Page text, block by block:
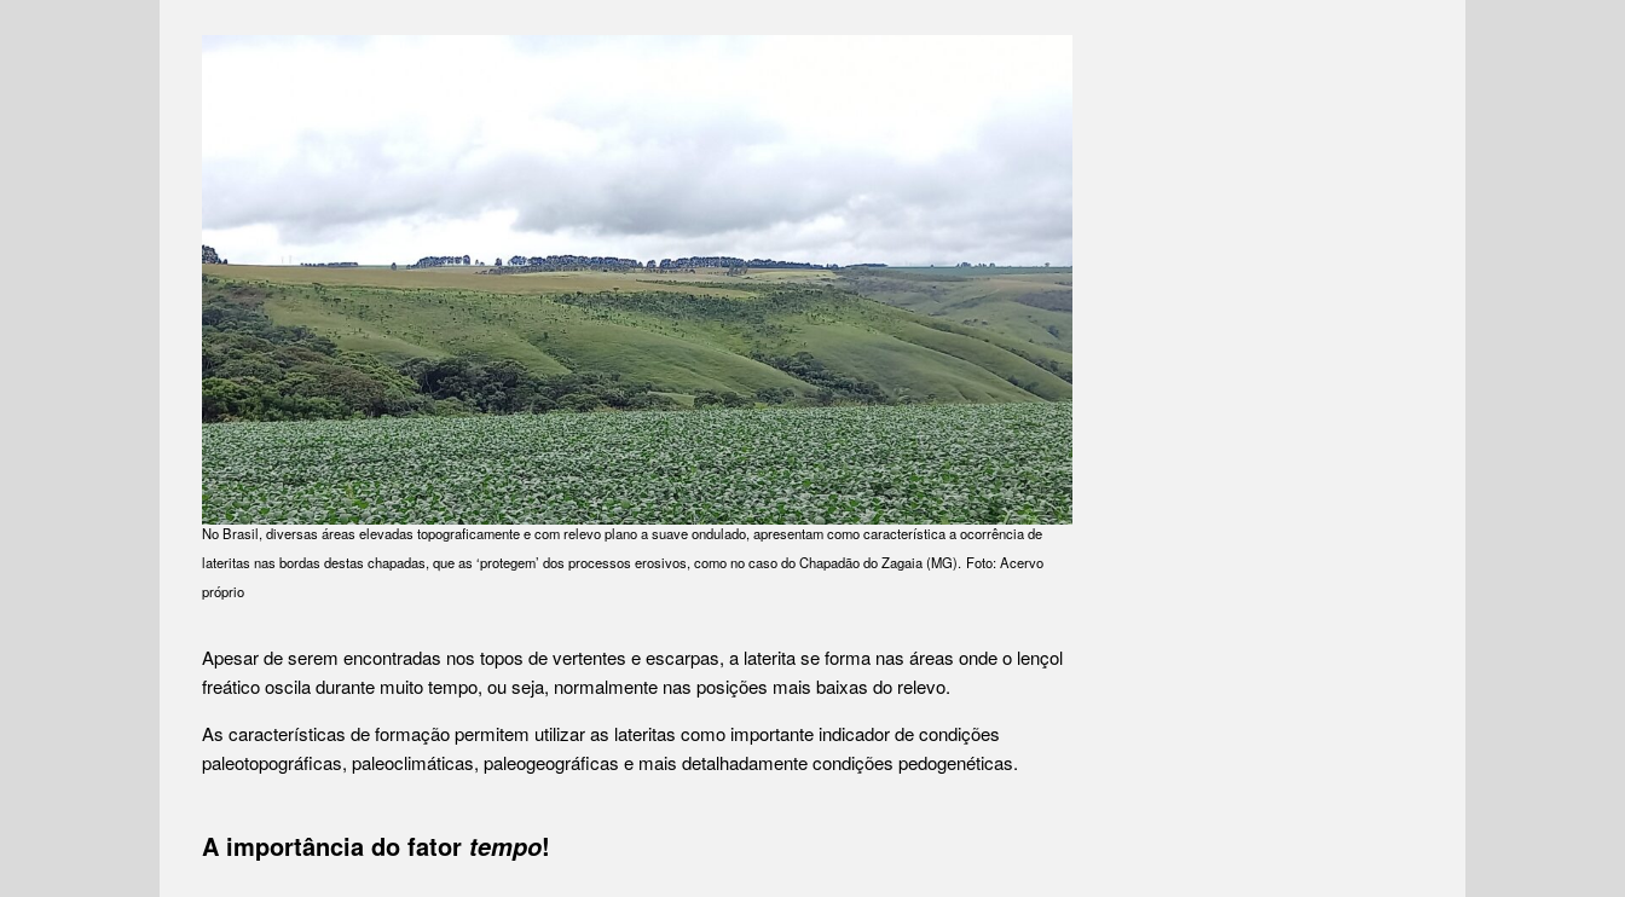
No Brasil, diversas áreas elevadas topograficamente e com relevo plano a suave ondulado, apresentam como característica a ocorrência de
lateritas nas bordas destas chapadas, que as ‘protegem’ dos processos erosivos, como no caso do Chapadão do Zagaia (MG). Foto: Acervo
próprio
Apesar de serem encontradas nos topos de vertentes e escarpas, a laterita se forma nas áreas onde o lençol
freático oscila durante muito tempo, ou seja, normalmente nas posições mais baixas do relevo.
As características de formação permitem utilizar as lateritas como importante indicador de condições
paleotopográficas, paleoclimáticas, paleogeográficas e mais detalhadamente condições pedogenéticas.
A importância do fator tempo!